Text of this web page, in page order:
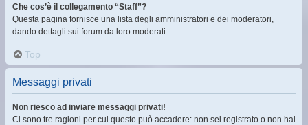
Che cos’è il collegamento “Staff”?
Questa pagina fornisce una lista degli amministratori e dei moderatori,
dando dettagli sui forum da loro moderati.
Top
Messaggi privati
Non riesco ad inviare messaggi privati!
Ci sono tre ragioni per cui questo può accadere: non sei registrato o non hai